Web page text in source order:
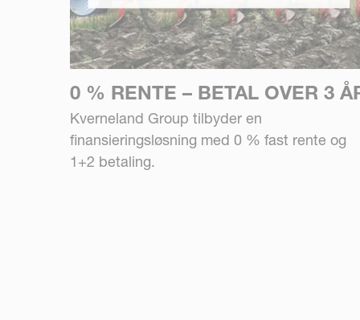
0 % RENTE – BETAL OVER 3
Kverneland Group tilbyder en
finansieringsløsning med 0 % fast rente og
1+2 betaling.